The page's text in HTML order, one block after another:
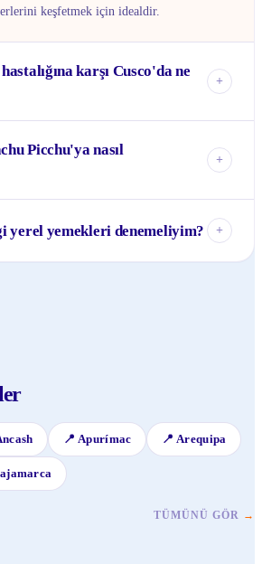
keşfetmek için idealdir.
karşı Cusco'da ne
+
gün bol su içmek, alkolden kaçınmak
yemek önemlidir. Yerel halkın kullandığı
Picchu'ya nasıl
+
gitmeniz gerekir. Buradan sonra Aguas
yerel yemekleri denemeliyim? +
📍Apurímac 📍Arequipa
TÜMÜNÜ GÖR →